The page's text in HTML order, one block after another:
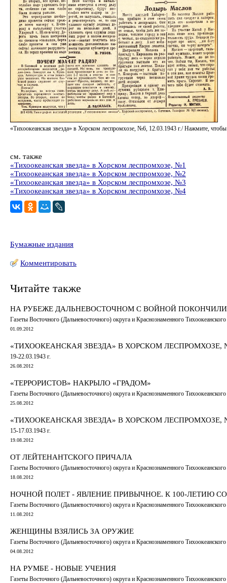
«Тихоокеанская звезда» в Хорском леспромхозе, №6, 12.03.1943 г./ Нажмите,
см. также
«Тихоокеанская звезда» в Хорском леспромхозе, №1
«Тихоокеанская звезда» в Хорском леспромхозе, №2
«Тихоокеанская звезда» в Хорском леспромхозе, №3
«Тихоокеанская звезда» в Хорском леспромхозе, №4
Бумажные издания
Комментировать
Читайте также
НА РУБЕЖЕ ДАЛЬНЕВОСТОЧНОМ С ВОЙНОЙ
Газеты Восточного (Дальневосточного) округа и Краснознаменного
01.09.2012
«ТИХООКЕАНСКАЯ ЗВЕЗДА» В ХОРСКОМ ЛЕСПРОМХОЗЕ,
19-22.03.1943 г.
26.08.2012
«ТЕРРОРИСТОВ» НАКРЫЛО «ГРАДОМ»
Газеты Восточного (Дальневосточного) округа и Краснознаменного Тихоокеанского
25.08.2012
«ТИХООКЕАНСКАЯ ЗВЕЗДА» В ХОРСКОМ ЛЕСПРОМХОЗЕ,
15-17.03.1943 г.
19.08.2012
ОТ ЛЕЙТЕНАНТСКОГО ПРИЧАЛА
Газеты Восточного (Дальневосточного) округа и Краснознаменного Тихоокеанского
18.08.2012
НОЧНОЙ ПОЛЕТ - ЯВЛЕНИЕ ПРИВЫЧНОЕ. К 100-ЛЕТИЮ
Газеты Восточного (Дальневосточного) округа и Краснознаменного Тихоокеанского
11.08.2012
ЖЕНЩИНЫ ВЗЯЛИСЬ ЗА ОРУЖИЕ
Газеты Восточного (Дальневосточного) округа и Краснознаменного Тихоокеанского
04.08.2012
НА РУМБЕ - НОВЫЕ УЧЕНИЯ
Газеты Восточного (Дальневосточного) округа и Краснознаменного